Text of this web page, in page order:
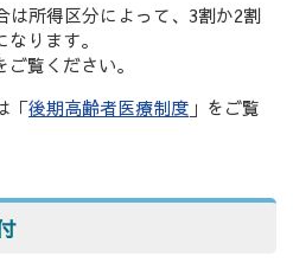
は所得区分によって、3割か2割
ります。
ご覧ください。
「後期高齢者医療制度 」をご覧